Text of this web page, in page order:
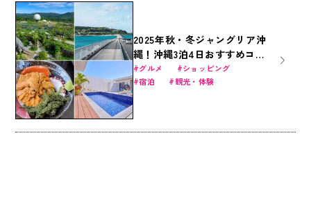
2025年秋・冬ジャングリア沖
縄！沖縄3泊4日おすすめコー
ス｜沖縄美ら海水族館・ジャ
ングリア沖縄・国際通りを遊
グルメ
ショッピング
宿泊
観光・体験